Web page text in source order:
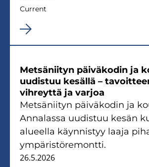
Current
Metsäniityn päiväkodin ja
uudistuu kesällä –
vihreyttä ja varjoa
Metsäniityn päiväkodin ja
Annalassa uudistuu kesän
alueella käynnistyy laaja
ympäristöremontti.
26.5.2026